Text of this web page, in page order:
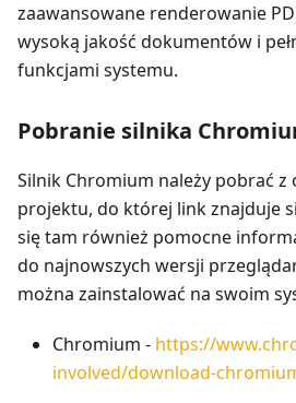
zaawansowane renderowanie
wysoką jakość dokumentów i
funkcjami systemu.
Pobranie silnika
Silnik Chromium należy pobrać
projektu, do której link znajduje
się tam również pomocne
do najnowszych wersji
można zainstalować na swoim
Chromium - https://
involved/download-